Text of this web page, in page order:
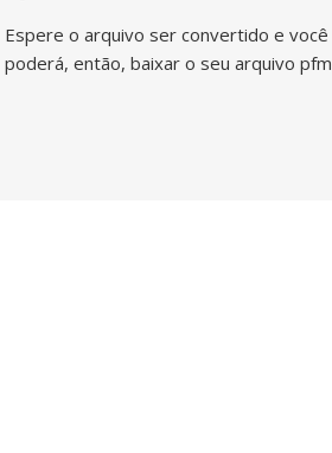
Espere o arquivo ser convertido e você
poderá, então, baixar o seu arquivo pfm